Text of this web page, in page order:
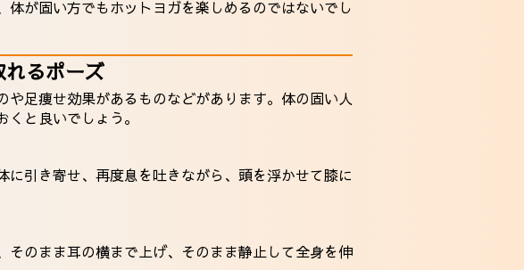
が固い方でもホットヨガを楽しめるのではないでし
るポーズ
足痩せ効果があるものなどがあります。体の固い人
と良いでしょう。
引き寄せ、再度息を吐きながら、頭を浮かせて膝に
のまま耳の横まで上げ、そのまま静止して全身を伸